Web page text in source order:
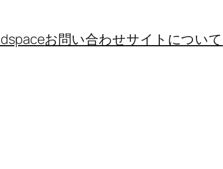
お問い合わせサイトについて